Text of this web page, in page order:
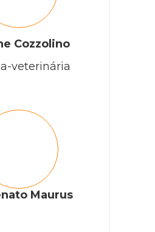
Cozzolino
veterinária
Maurus